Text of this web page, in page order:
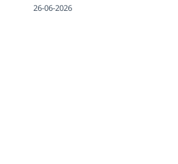
26-06-2026